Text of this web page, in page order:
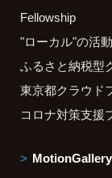
Fellowship
"ローカル"の活
ふるさと納税型
東京都クラウド
コロナ対策支援